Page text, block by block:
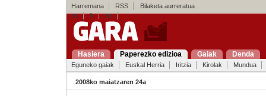
Harremana RSS
Bilaketa aurreratua
es
fr en
Hasiera Paperezko edizioa Gaiak Denda
Eguneko gaiak Euskal Herria Iritzia Kirolak Mundua
2008ko maiatzaren 24a